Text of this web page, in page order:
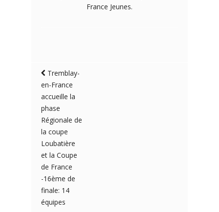
France Jeunes.
Tremblay-
en-France
accueille la
phase
Régionale de
la coupe
Loubatière
et la Coupe
de France
-16ème de
finale: 14
équipes